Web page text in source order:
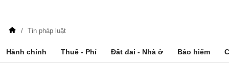
Tin pháp luật
Hành chính Thuế - Phí Đất đai - Nhà ở Bảo hiểm